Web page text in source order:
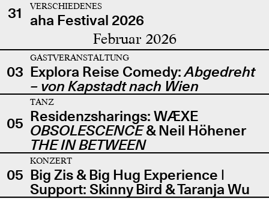
31
VERSCHIEDENES
aha Festival 2026
Februar 2026
03
GASTVERANSTALTUNG
Explora Reise Comedy:Abgedreht
– von Kapstadt nach Wien
05
TANZ
Residenzsharings: WÆXE
OBSOLESCENCE& Neil Höhener
THE IN BETWEEN
05
KONZERT
Big Zis & Big Hug Experience |
Support: Skinny Bird & Taranja Wu